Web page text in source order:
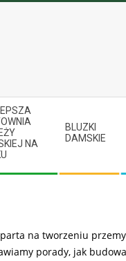
NA
BLUZKI
DAMSKIE
na tworzeniu
porady, jak